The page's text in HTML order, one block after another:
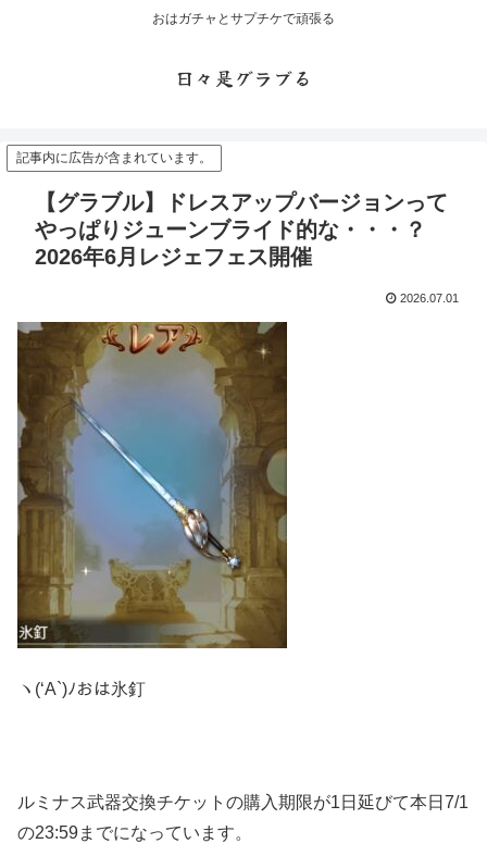
おはガチャとサプチケで頑張る
日々是グラブる
記事内に広告が含まれています。
【グラブル】ドレスアップバージョンって
やっぱりジューンブライド的な・・・？
2026年6月レジェフェス開催
2026.07.01
ヽ(‘A`)ﾉおは氷釘
ルミナス武器交換チケットの購入期限が1日延びて本日7/1
の23:59までになっています。